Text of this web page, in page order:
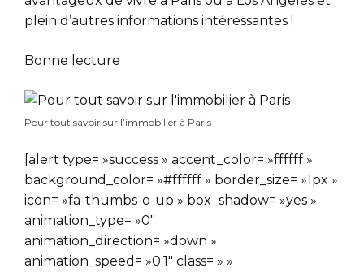
plein d’autres informations intéressantes !
Bonne lecture
Pour tout savoir sur l’immobilier à Paris
[alert type= »success » accent_color= »ffffff »
background_color= »#ffffff » border_size= »1px »
icon= »fa-thumbs-o-up » box_shadow= »yes »
animation_type= »0″
animation_direction= »down »
animation_speed= »0.1″ class= » »